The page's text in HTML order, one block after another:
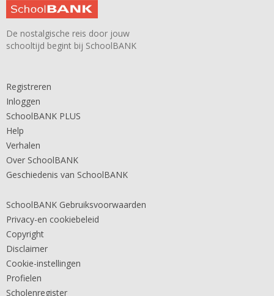
De nostalgische reis door jouw
schooltijd begint bij SchoolBANK
Registreren
Inloggen
SchoolBANK PLUS
Help
Verhalen
Over SchoolBANK
Geschiedenis van SchoolBANK
SchoolBANK Gebruiksvoorwaarden
Privacy-en cookiebeleid
Copyright
Disclaimer
Cookie-instellingen
Profielen
Scholenregister